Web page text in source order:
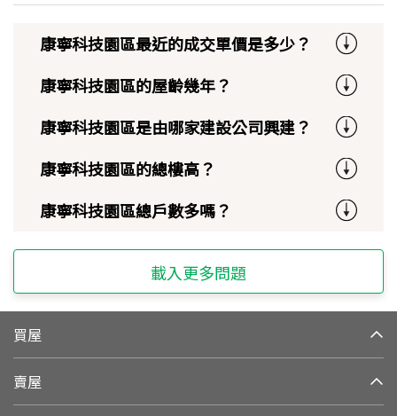
康寧科技園區最近的成交單價是多少？
康寧科技園區的屋齡幾年？
康寧科技園區是由哪家建設公司興建？
康寧科技園區的總樓高？
康寧科技園區總戶數多嗎？
載入更多問題
買屋
賣屋